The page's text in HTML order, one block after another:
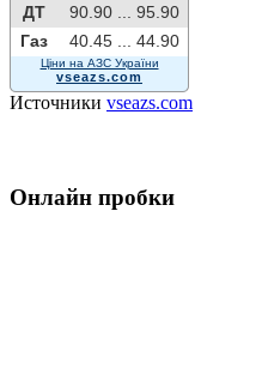
ДТ
90.90 ...
95.90
Газ
40.45 ... 44.90
Ціни на АЗС України
vseazs.com
Источники vseazs.com
Онлайн пробки